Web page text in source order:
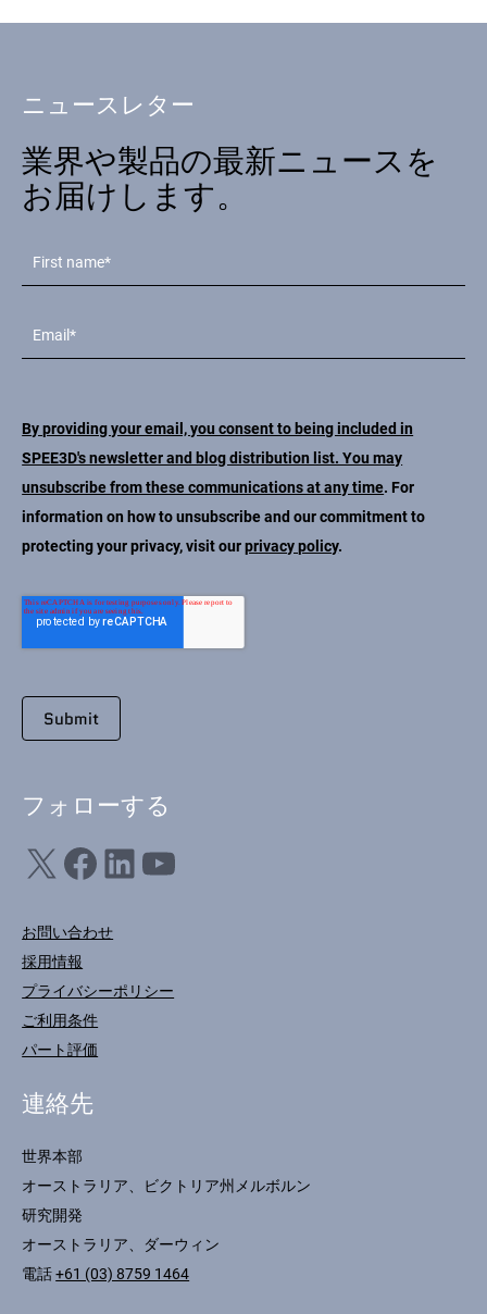
ニュースレター
業界や製品の最新ニュースを
お届けします。
By providing your email, you consent to being included in
SPEE3D's newsletter and blog distribution list. You may
unsubscribe from these communications at any time. For
information on how to unsubscribe and our commitment to
protecting your privacy, visit ourprivacy policy.
フォローする
X フェイスブックLinkedIn ユーチューブ
お問い合わせ
採用情報
プライバシーポリシー
ご利用条件
パート評価
連絡先
世界本部
オーストラリア、ビクトリア州メルボルン
研究開発
オーストラリア、ダーウィン
電話+61 (03) 8759 1464